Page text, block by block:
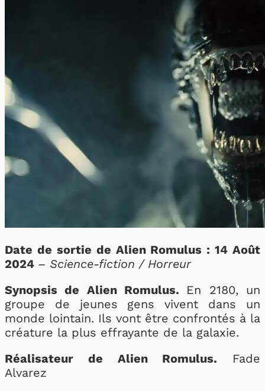
Date de sortie de Alien Romulus : 14 Août
2024 – Science-fiction / Horreur
Synopsis de Alien Romulus. En 2180, un
groupe de jeunes gens vivent dans un
monde lointain. Ils vont être confrontés à la
créature la plus effrayante de la galaxie.
Réalisateur de Alien Romulus. Fade
Alvarez